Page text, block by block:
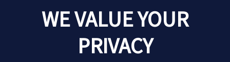
Este website destina-se apenas a profissionais de saúde do
WE VALUE YOUR
PRIVACY